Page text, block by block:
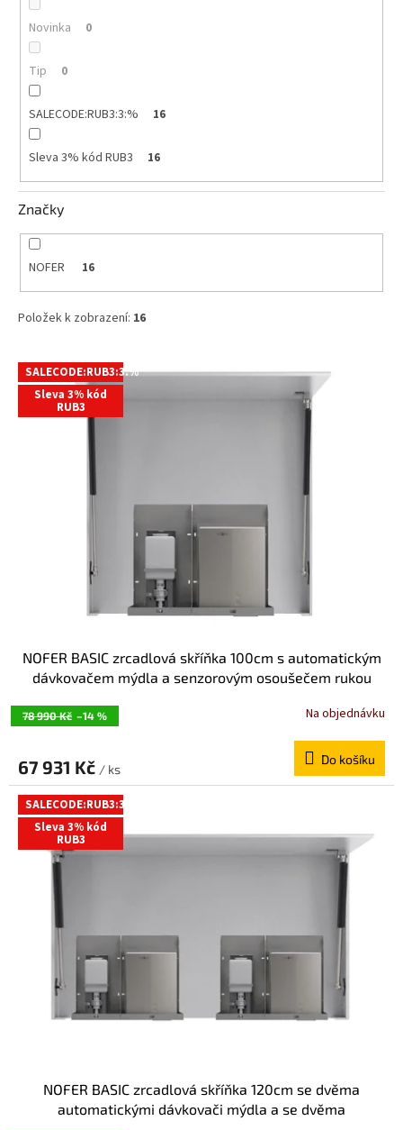
Novinka 0
Tip 0
SALECODE:RUB3:3:% 16
Sleva 3% kód RUB3 16
Značky
NOFER 16
Položek k zobrazení: 16
V SALECODE:RUB3:3:%
Sleva 3% kód
RUB3
78 990 Kč –14 %
NOFER BASIC zrcadlová skříňka 100cm s automatickým
dávkovačem mýdla a senzorovým osoušečem rukou
Na objednávku
67 931 Kč / ks
Do košíku
SALECODE:RUB3:3:%
Sleva 3% kód
RUB3
NOFER BASIC zrcadlová skříňka 120cm se dvěma
automatickými dávkovači mýdla a se dvěma